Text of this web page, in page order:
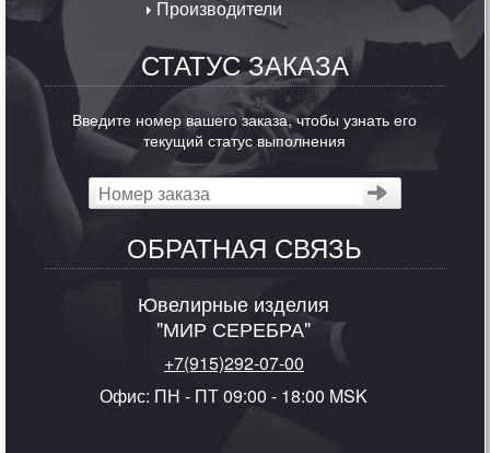
Производители
СТАТУС ЗАКАЗА
Введите номер вашего заказа, чтобы узнать его
текущий статус выполнения
ОБРАТНАЯ СВЯЗЬ
Ювелирные изделия
"МИР СЕРЕБРА"
+7(915)292-07-00
Офис: ПН - ПТ 09:00 - 18:00 MSK